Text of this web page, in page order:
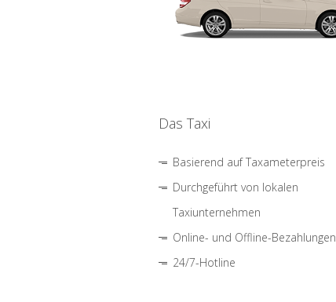
Das Taxi
Basierend auf Taxameterpreis
Durchgeführt von lokalen
Taxiunternehmen
Online- und Offline-Bezahlungen
24/7-Hotline